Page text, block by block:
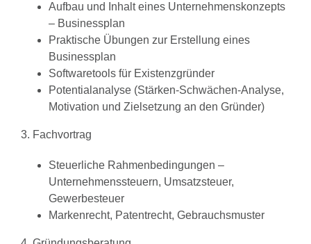
Aufbau und Inhalt eines Unternehmenskonzepts
– Businessplan
Praktische Übungen zur Erstellung eines
Businessplan
Softwaretools für Existenzgründer
Potentialanalyse (Stärken-Schwächen-Analyse,
Motivation und Zielsetzung an den Gründer)
3. Fachvortrag
Steuerliche Rahmenbedingungen –
Unternehmenssteuern, Umsatzsteuer,
Gewerbesteuer
Markenrecht, Patentrecht, Gebrauchsmuster